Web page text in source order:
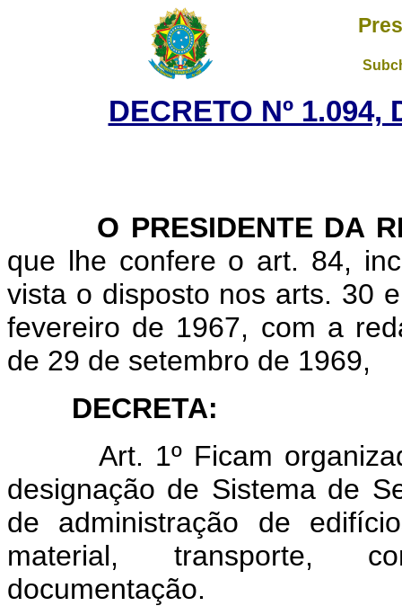
DECRETO Nº 1.094,
O PRESIDENTE DA
que lhe confere o art. 84,
vista o disposto nos arts. 30
fevereiro de 1967, com a
de 29 de setembro de 1969,
DECRETA:
Art. 1º Ficam
designação de Sistema de
de administração de
material, transporte,
documentação.